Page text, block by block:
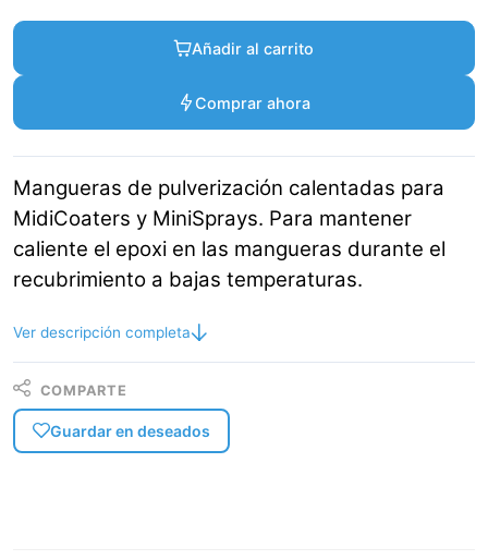
Añadir al carrito
Comprar ahora
Mangueras de pulverización calentadas para
MidiCoaters y MiniSprays. Para mantener
caliente el epoxi en las mangueras durante el
recubrimiento a bajas temperaturas.
Ver descripción completa
COMPARTE
Guardar en deseados